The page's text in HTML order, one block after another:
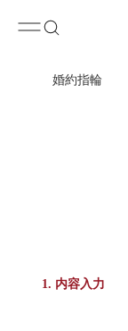
婚約指輪
内容入力